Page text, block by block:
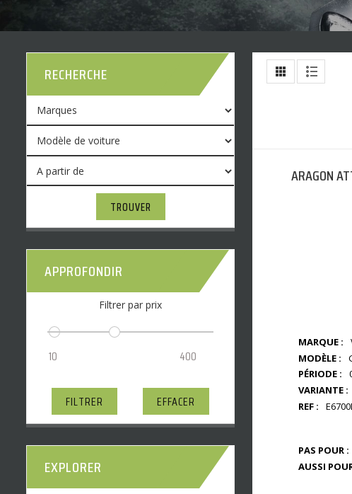
ARAGON
MARQUE :
MODÈLE :
PÉRIODE :
VARIANTE :
REF :
PAS POUR :
AUSSI
RECHERCHE
TROUVER
APPROFONDIR
Filtrer par prix
FILTRER EFFACER
EXPLORER